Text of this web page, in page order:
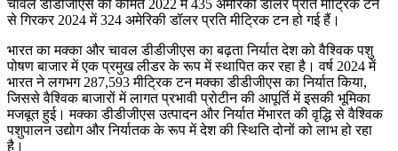
चावल डीडीजीएस की कीमतें 2022 में 435 अमेरिकी डॉलर प्रति मीट्रिक टन
से गिरकर 2024 में 324 अमेरिकी डॉलर प्रति मीट्रिक टन हो गई हैं।
भारत का मक्का और चावल डीडीजीएस का बढ़ता निर्यात देश को वैश्विक पशु
पोषण बाजार में एक प्रमुख लीडर के रूप में स्थापित कर रहा है। वर्ष 2024 में
भारत ने लगभग 287,593 मीट्रिक टन मक्का डीडीजीएस का निर्यात किया,
जिससे वैश्विक बाजारों में लागत प्रभावी प्रोटीन की आपूर्ति में इसकी भूमिका
मजबूत हुई। मक्का डीडीजीएस उत्पादन और निर्यात मेंभारत की वृद्धि से वैश्विक
पशुपालन उद्योग और निर्यातक के रूप में देश की स्थिति दोनों को लाभ हो रहा
है।